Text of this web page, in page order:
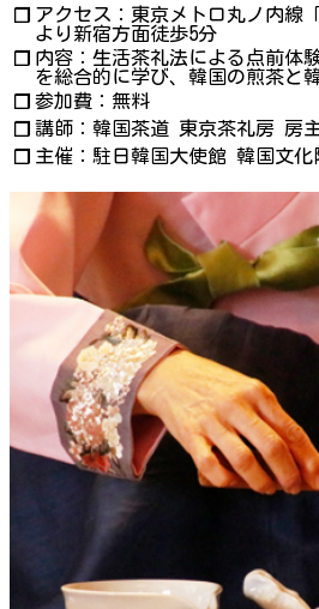
❐ アクセス：東京メトロ丸ノ内線
より新宿方面徒歩5分
❐ 内容：生活茶礼法による点前体
を総合的に学び、韓国の煎茶と
❐ 参加費：無料
❐ 講師：韓国茶道 東京茶礼房 房
❐ 主催：駐日韓国大使館 韓国文化